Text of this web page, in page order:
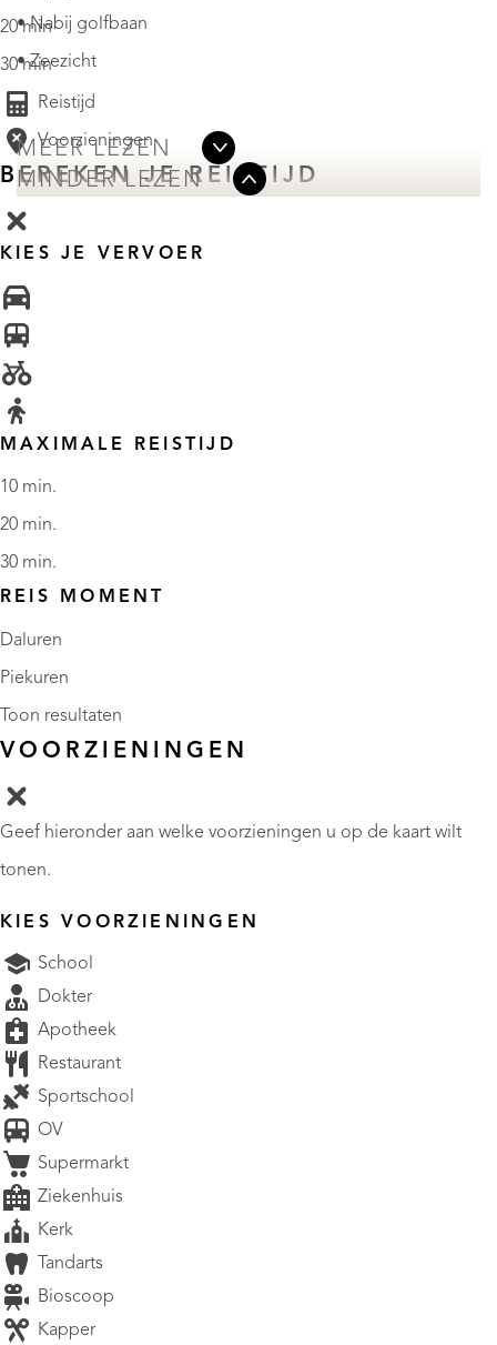
• Nabij golfbaan
• Zeezicht
MEER LEZEN
MINDER LEZEN
20 min
30 min
Reistijd
Voorzieningen
BEREKEN JE REISTIJD
KIES JE VERVOER
MAXIMALE REISTIJD
10 min.
20 min.
30 min.
REIS MOMENT
Daluren
Piekuren
Toon resultaten
VOORZIENINGEN
Geef hieronder aan welke voorzieningen u op de kaart wilt
tonen.
KIES VOORZIENINGEN
School
Dokter
Apotheek
Restaurant
Sportschool
OV
Supermarkt
Ziekenhuis
Kerk
Tandarts
Bioscoop
Kapper